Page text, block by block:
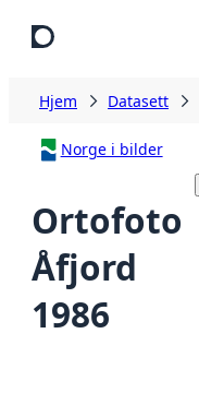
Hjem Datasett
Norge i bilder
Ortofoto
Åfjord
1986